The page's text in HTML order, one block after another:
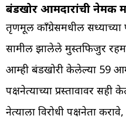
बंडखोर आमदारांची नेमकी
तृणमूल काँग्रेसमधील सध्याच्या
सामील झालेले मुस्तफिजुर
आम्ही बंडखोरी केलेल्या 59
पक्षनेत्याच्या प्रस्तावावर सही
नेत्याला विरोधी पक्षनेता